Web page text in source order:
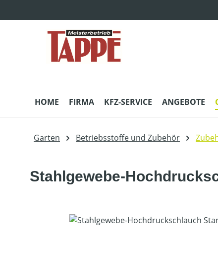
HOME FIRMA KFZ-SERVICE ANGEBOTE
Garten Betriebsstoffe und Zubehör
Stahlgewebe-
Bildergalerie überspringen